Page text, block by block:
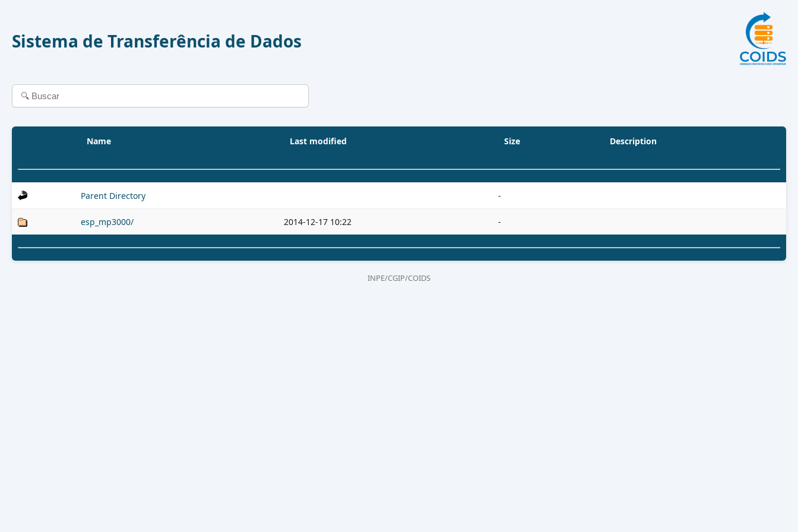
Sistema de Transferência de Dados
Name Last modified Size Description
Parent Directory -
esp_mp3000/ 2014-12-17 10:22 -
INPE/CGIP/COIDS